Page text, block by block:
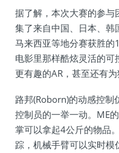
据了解，本次大赛的参
集了来自中国、日本、韩
马来西亚等地分赛获胜
电影里那样酷炫灵活的
更有趣的AR，甚至还有为
路邦(Roborn)的动感控制
控制员的一举一动。ME
掌可以拿起4公斤的物品
踪，机械手臂可以实时